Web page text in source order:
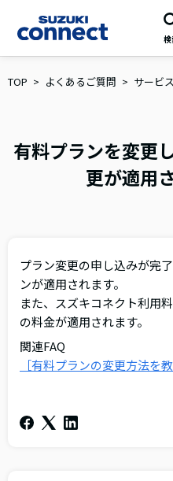
TOP よくあるご質問 サービ
有料プランを変更
更が適用
プラン変更の申し込みが完
ンが適用されます。
また、スズキコネクト利用
の料金が適用されます。
関連FAQ
［有料プランの変更方法を